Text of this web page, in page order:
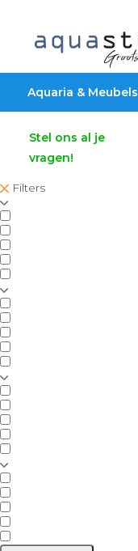
Aquaria & Meubels
Stel ons al je
vragen!
Filters